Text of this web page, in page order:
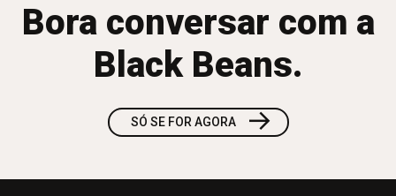
Bora conversar com a
Black Beans.
SÓ SE FOR AGORA →